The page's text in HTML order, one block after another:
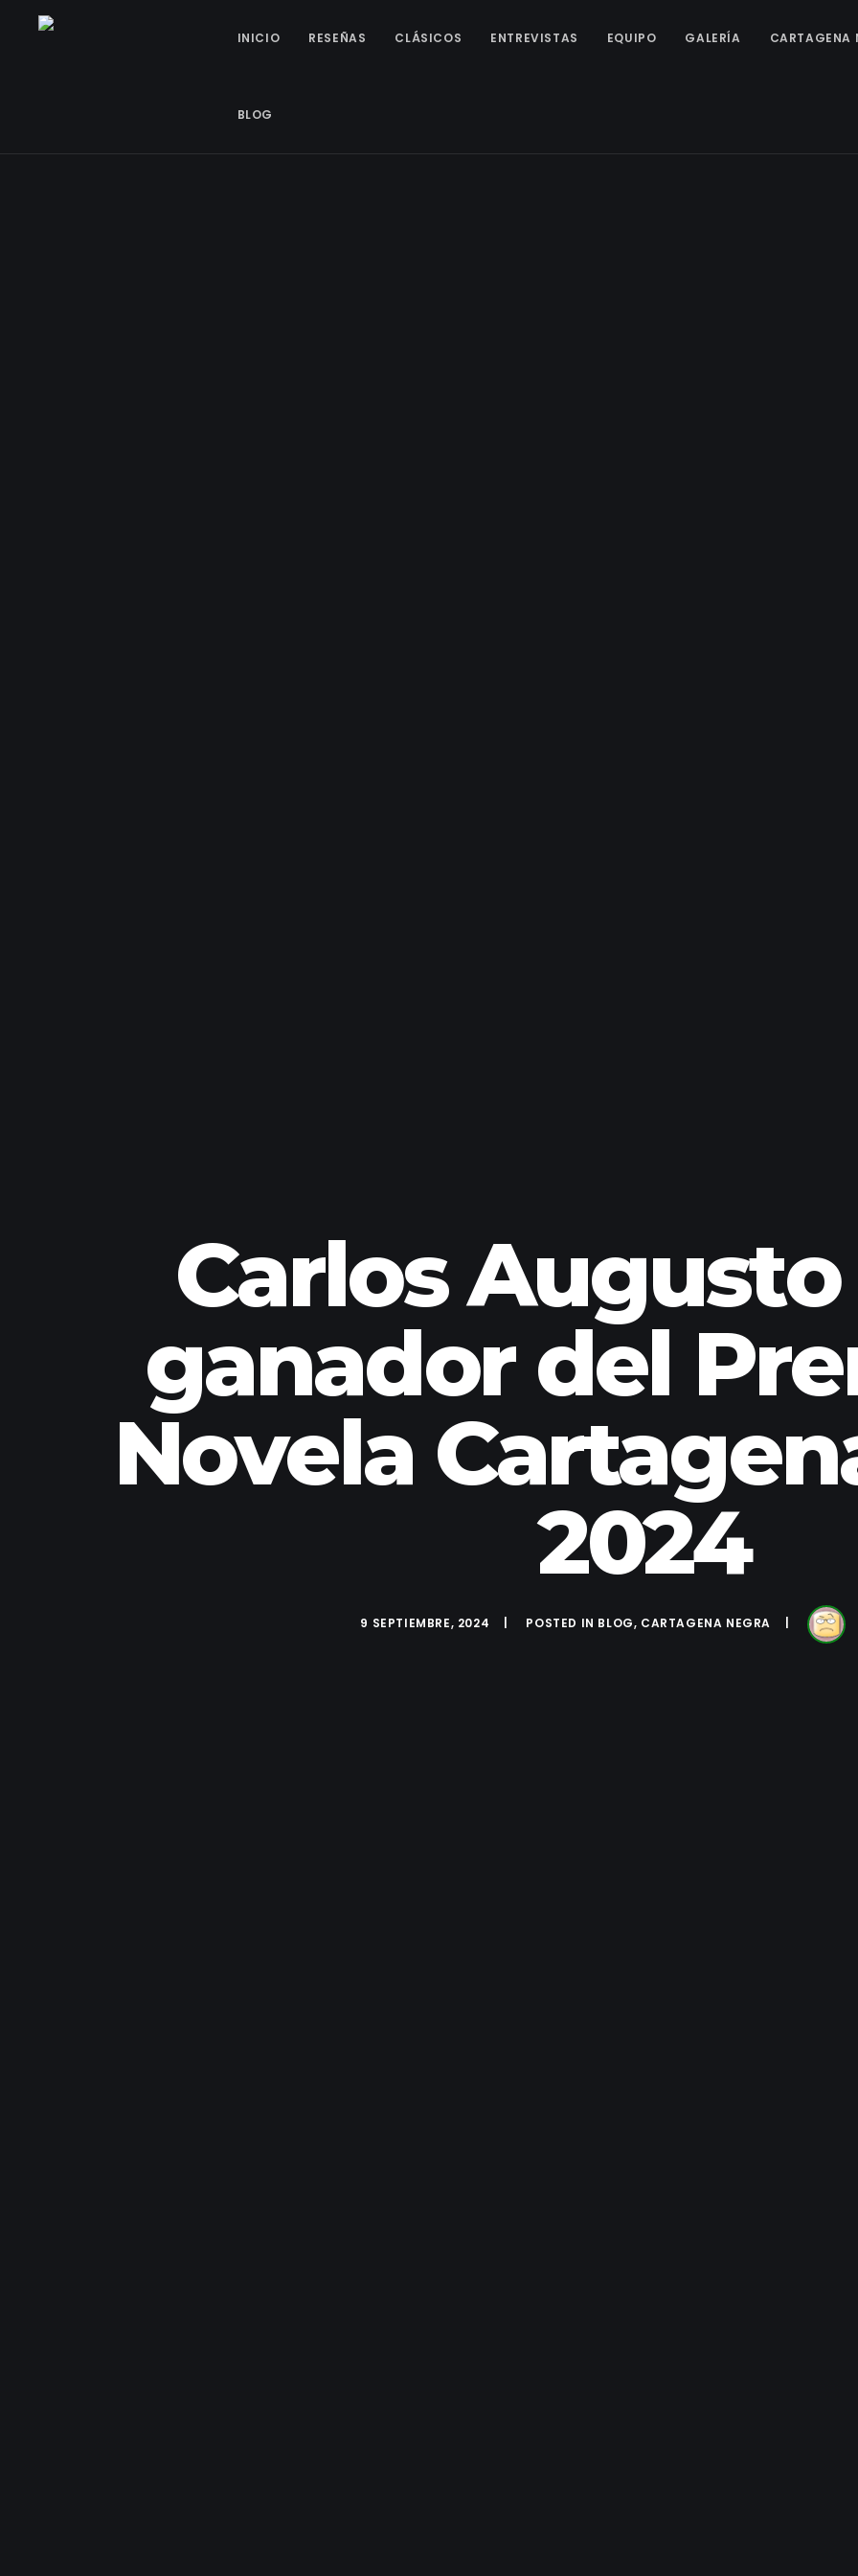
INICIO RESEÑAS CLÁSICOS ENTREVISTAS EQUIPO GALERÍA CARTAGENA
BLOG
Carlos Augusto
ganador del
Novela
2024
9 SEPTIEMBRE, 2024 POSTED IN BLOG, CARTAGENA NEGRA